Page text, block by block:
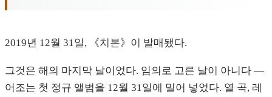
2019년 12월 31일, 《치본》이 발매됐다.
그것은 해의 마지막 날이었다. 임의로 고른 날이 아니다 —
어조는 첫 정규 앨범을 12월 31일에 밀어 넣었다. 열 곡, 레